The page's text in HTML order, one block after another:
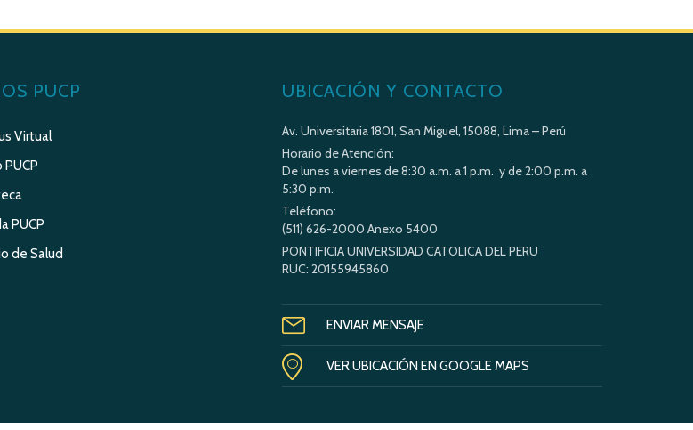
PUCP
Virtual
PUCP
PUCP
de Salud
UBICACIÓN Y CONTACTO
Av. Universitaria 1801, San Miguel, 15088, Lima – Perú
Horario de Atención:
De lunes a viernes de 8:30 a.m. a 1 p.m. y de 2:00 p.m. a
5:30 p.m.
Teléfono:
(511) 626-2000 Anexo 5400
PONTIFICIA UNIVERSIDAD CATOLICA DEL PERU
RUC: 20155945860
ENVIAR MENSAJE
VER UBICACIÓN EN GOOGLE MAPS